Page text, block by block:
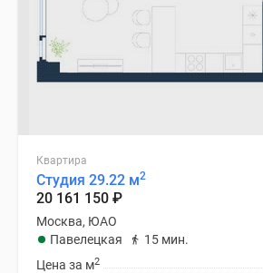
Квартира
Студия 29.22 м2
20 161 150 ₽
Москва, ЮАО
Павелецкая
15 мин.
Цена за м2